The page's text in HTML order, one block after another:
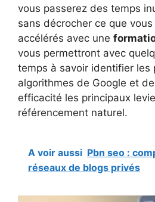
vous passerez des temps
sans décrocher ce que
accélérés avec une
vous permettront avec
temps à savoir identifier les
algorithmes de Google et
efficacité les principaux
référencement naturel.
A voir aussi Pbn seo :
réseaux de blogs privés